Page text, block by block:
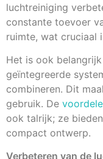
luchtreiniging
constante toevoer
ruimte, wat cruciaal
Het is ook
geïntegreerde
combineren. Dit
gebruik. De
ook talrijk; ze
compact ontwerp.
Verbeteren van de